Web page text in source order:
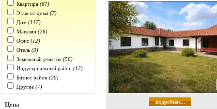
Квартира (67)
Этаж от дома (7)
Дом (117)
Магазин (26)
Офис (12)
Отель (3)
Земельный участок (56)
Индустриальный район (12)
Бизнес район (20)
Другие (7)
Цена подробнее...